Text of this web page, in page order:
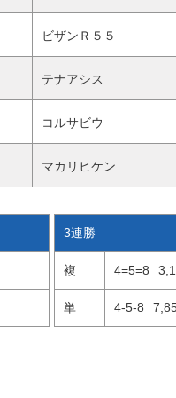
ビザンＲ５５
テナアシス
コルサビウ
マカリヒケン
3連勝
複 4=5=8
単 4-5-8